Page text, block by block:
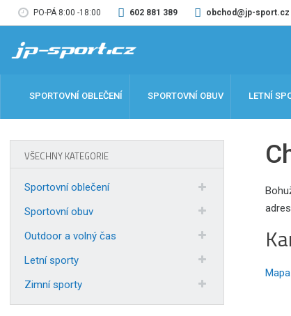
PO-PÁ 8:00 -18:00 602 881 389 obchod@jp-sport.cz
SPORTOVNÍ OBLEČENÍ SPORTOVNÍ OBUV LETNÍ
VŠECHNY KATEGORIE
Sportovní oblečení
Sportovní obuv
Outdoor a volný čas
Letní sporty
Zimní sporty